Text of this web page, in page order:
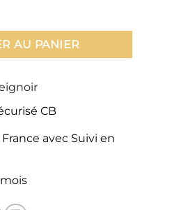
AU PANIER
CB
avec Suivi en